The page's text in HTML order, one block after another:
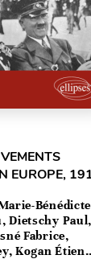
EUROPE,
Dietschy Paul,
Fabrice,
Kogan